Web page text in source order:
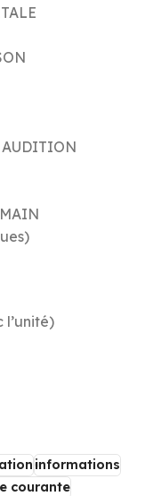
AUDITION
l’unité)
informations
courante